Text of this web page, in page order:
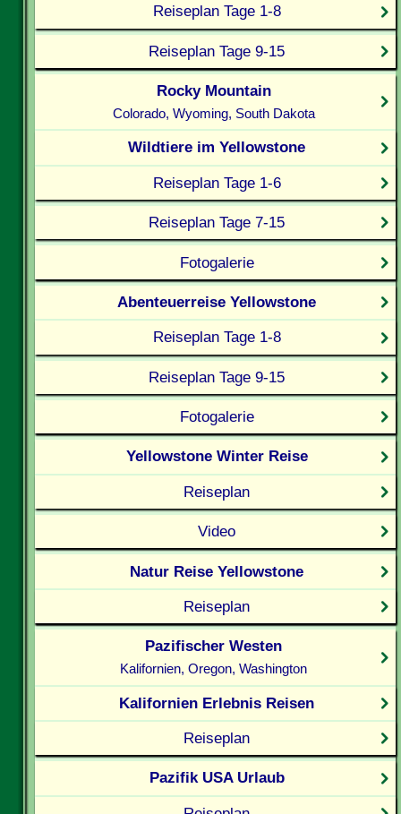
Reiseplan Tage 1-8
Reiseplan Tage 9-15
Rocky Mountain
Colorado, Wyoming, South Dakota
Wildtiere im Yellowstone
Reiseplan Tage 1-6
Reiseplan Tage 7-15
Fotogalerie
Abenteuerreise Yellowstone
Reiseplan Tage 1-8
Reiseplan Tage 9-15
Fotogalerie
Yellowstone Winter Reise
Reiseplan
Video
Natur Reise Yellowstone
Reiseplan
Pazifischer Westen
Kalifornien, Oregon, Washington
Kalifornien Erlebnis Reisen
Reiseplan
Pazifik USA Urlaub